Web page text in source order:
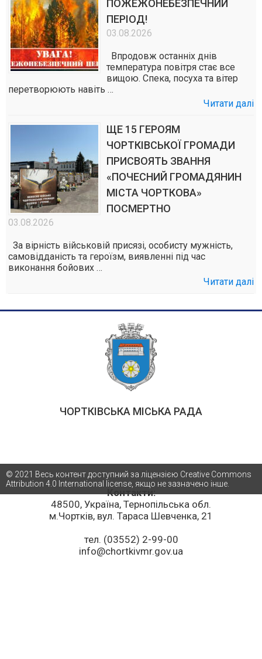
ПОЖЕЖОНЕБЕЗПЕЧНИЙ
ПЕРІОД!
03.08.2026
Впродовж останніх днів
температура повітря стає все
вищою. Спека, посуха та вітер
перетворюють навіть …
Читати далі
ЩЕ 15 ГЕРОЯМ
ЧОРТКІВСЬКОЇ ГРОМАДИ
ПРИСВОЯТЬ ЗВАННЯ
«ПОЧЕСНИЙ ГРОМАДЯНИН
МІСТА ЧОРТКОВА»
ПОСМЕРТНО
03.08.2026
За вірність військовій присязі, особисту мужність,
самовідданість та героїзм, виявленні під час
виконання бойових …
Читати далі
ЧОРТКІВСЬКА МІСЬКА РАДА
Контакти:
48500, Україна, Тернопільська обл.
м.Чортків, вул. Тараса Шевченка, 21
тел. (03552) 2-99-00
info@chortkivmr.gov.ua
© 2021 Весь контент доступний за ліцензією Creative Commons
Attribution 4.0 International license, якщо не зазначено інше.